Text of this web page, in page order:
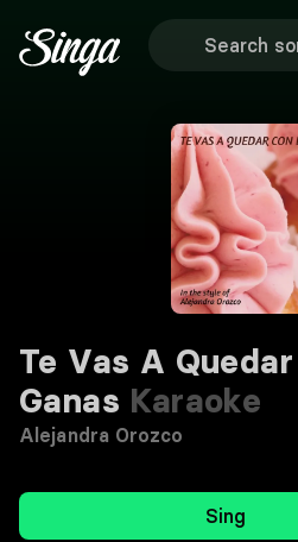
Te Vas A
Ganas Karaoke
Alejandra Orozco
Sing